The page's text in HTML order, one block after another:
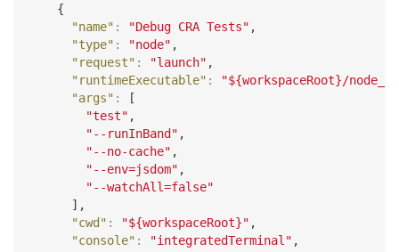
{
"name" : "Debug CRA Tests" ,
"type" : "node" ,
"request" : "launch" ,
"runtimeExecutable" :
"${workspaceRoot}/
"args" :
[
"test" ,
"--runInBand" ,
"--no-cache" ,
"--env=jsdom" ,
"--watchAll=false"
] ,
"cwd" : "${workspaceRoot}" ,
"console" : "integratedTerminal" ,